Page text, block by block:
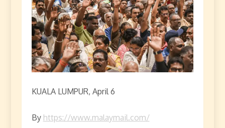
KUALA LUMPUR, April 6
By https://www.malaymail.com/